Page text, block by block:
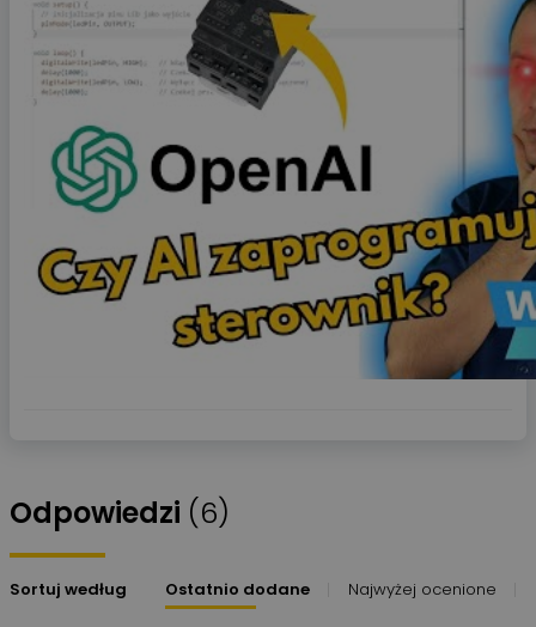
Odpowiedzi (6)
Sortuj według Ostatnio dodane Najwyżej ocenione